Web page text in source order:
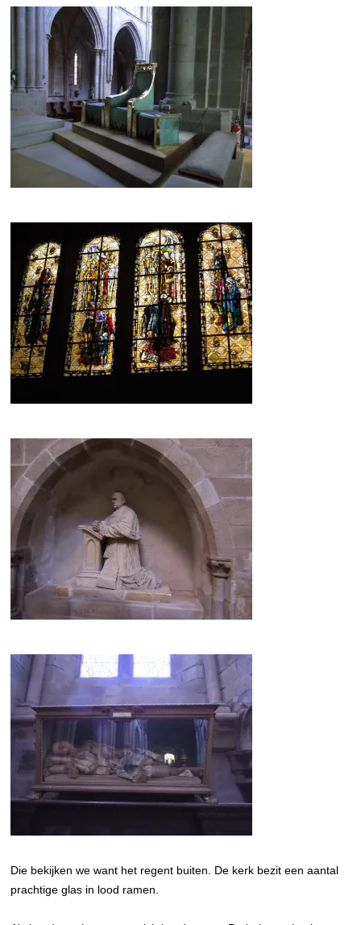
Die bekijken we want het regent buiten. De kerk bezit een aantal
prachtige glas in lood ramen.